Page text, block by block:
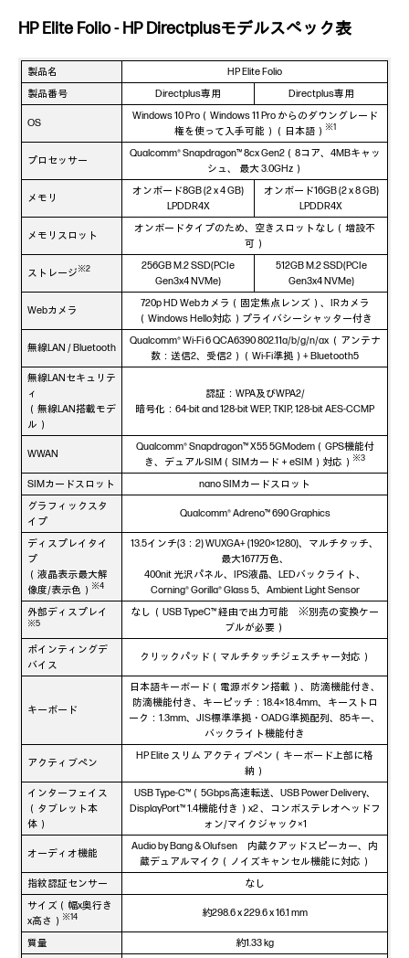
HP Elite Folio - HP Directplusモデルスペック表
製品名
HP Elite Folio
製品番号
Directplus専用 Directplus専用
OS
Windows 10 Pro（Windows 11 Pro からのダウングレード
権を使って入手可能）（日本語） ※1
プロセッサー
Qualcomm® Snapdragon™ 8cx Gen2（8コア、4MBキャッ
シュ、 最大 3.0GHz）
メモリ
オンボード8GB (2 x 4 GB)
LPDDR4X
オンボード16GB (2 x 8 GB)
LPDDR4X
メモリスロット
オンボードタイプのため、空きスロットなし（増設不
可）
ストレージ※2
256GB M.2 SSD(PCIe
Gen3x4 NVMe)
512GB M.2 SSD(PCIe
Gen3x4 NVMe)
Webカメラ
720p HD Webカメラ（固定焦点レンズ）、IRカメラ
（Windows Hello対応）プライバシーシャッター付き
無線LAN / Bluetooth
Qualcomm® Wi-Fi 6 QCA6390 802.11a/b/g/n/ax （アンテナ
数：送信2、受信2）（Wi-Fi準拠）+ Bluetooth5
無線LANセキュリテ
ィ
（無線LAN搭載モデ
ル）
認証：WPA及びWPA2/
暗号化：64-bit and 128-bit WEP, TKIP, 128-bit AES-CCMP
WWAN
Qualcomm® Snapdragon™ X55 5GModem（GPS機能付
き、デュアルSIM（SIMカード＋eSIM）対応） ※3
SIMカードスロット
nano SIMカードスロット
グラフィックスタ
イプ
Qualcomm® Adreno™ 690 Graphics
ディスプレイタイ
プ
（液晶表示最大解
像度/表示色） ※4
13.5インチ(3：2) WUXGA+ (1920×1280)、マルチタッチ、
最大1677万色、
400nit 光沢パネル、IPS液晶、LEDバックライト、
Corning® Gorilla® Glass 5、Ambient Light Sensor
外部ディスプレイ
※5
なし （USB TypeC™ 経由で出力可能 ※別売の変換ケー
ブルが必要）
ポインティングデ
バイス
クリックパッド（マルチタッチジェスチャー対応）
キーボード
日本語キーボード（電源ボタン搭載）、防滴機能付き、
防滴機能付き、キーピッチ：18.4×18.4mm、キーストロ
ーク：1.3mm、JIS標準準拠・OADG準拠配列、85キー、
バックライト機能付き
アクティブペン
HP Elite スリム アクティブペン（キーボード上部に格
納）
インターフェイス
（タブレット本
体）
USB Type-C™（5Gbps高速転送、USB Power Delivery、
DisplayPort™ 1.4機能付き）x2 、コンボステレオヘッドフ
ォン/マイクジャック×1
オーディオ機能
Audio by Bang & Olufsen 内蔵クアッドスピーカー、内
蔵デュアルマイク（ノイズキャンセル機能に対応）
指紋認証センサー
なし
サイズ（幅x奥行き
x高さ） ※14 約298.6 x 229.6 x 16.1 mm
質量 約1.33 kg